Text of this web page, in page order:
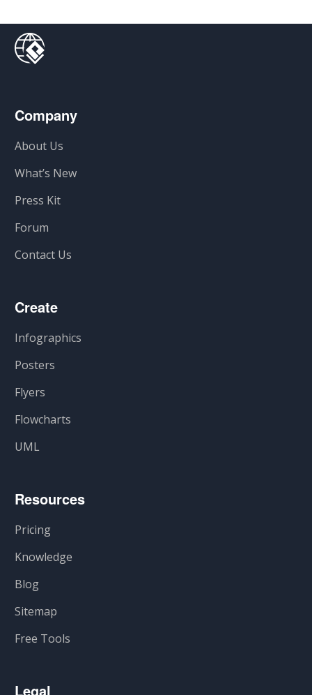
Company
About Us
What’s New
Press Kit
Forum
Contact Us
Create
Infographics
Posters
Flyers
Flowcharts
UML
Resources
Pricing
Knowledge
Blog
Sitemap
Free Tools
Legal